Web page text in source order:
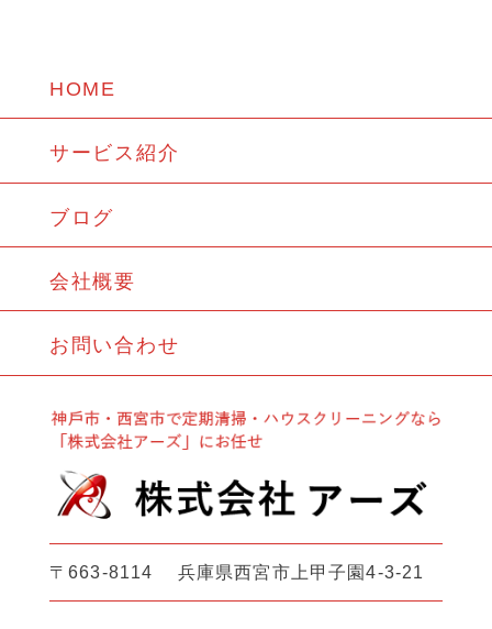
HOME
サービス紹介
ブログ
会社概要
お問い合わせ
〒663-8114 兵庫県西宮市上甲子園4-3-21